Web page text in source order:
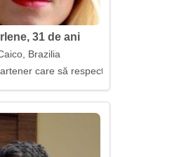
31 de ani
Brazilia
care să respecte sentimentele